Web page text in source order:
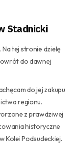
Stadnicki
Na tej stronie dzielę
do dawnej
do jej zakupu
regionu.
z prawdziwej
historyczne
Kolei Podsudeckiej.